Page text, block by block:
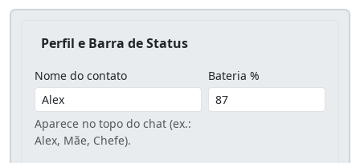
Perfil e Barra de Status
Nome do contato
Aparece no topo do chat (ex.:
Alex, Mãe, Chefe).
Bateria %